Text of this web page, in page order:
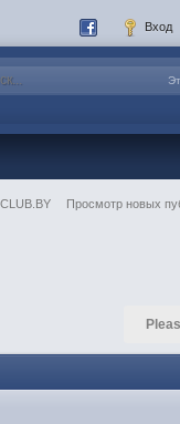
Вход
Просмотр новых